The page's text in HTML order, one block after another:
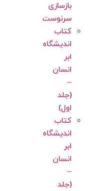
بازسازی
سرنوست
کتاب
اندیشگاه
ابر
انسان
(جلد
اول)
کتاب
اندیشگاه
ابر
انسان
(جلد